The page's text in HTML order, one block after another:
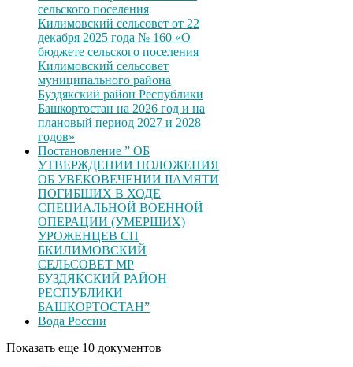
сельского поселения
Килимовский сельсовет от 22
декабря 2025 года № 160 «О
бюджете сельского поселения
Килимовский сельсовет
муниципального района
Буздякский район Республики
Башкортостан на 2026 год и на
плановый период 2027 и 2028
годов»
Постановление ” ОБ
УТВЕРЖДЕНИИ ПОЛОЖЕНИЯ
ОБ УВЕКОВЕЧЕНИИ ІІАМЯТИ
ПОГИБШИХ В ХОДЕ
СПЕЦИАЛЬНОЙ ВОЕННОЙ
ОПЕРАЦИИ (УМЕРШИХ)
УРОЖЕНЦЕВ CП
БКИЛИМОВСКИЙ
СЕЛЬСОВЕТ МР
БУЗДЯКСКИЙ РАЙОН
РЕСПУБЛИКИ
БАШКОРТОСТАН”
Вода России
Показать еще 10 документов